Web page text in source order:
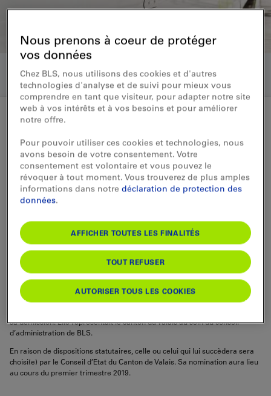
Viola Amherd se retire du
conseil d’administration de BLS
La nouvelle conseillère fédérale Viola
Amherd quitte dès à présent le conseil
d’administration de la BLS SA ainsi que
celui de BLS Netz AG.
Viola Amherd a été élue au Conseil fédéral le 5 décembre 2018. Pour
assurer cette nouvelle fonction, elle se retire de tous ses mandats de
sa démission. Elle représentait le canton du Valais au sein du conseil
d’administration de BLS.
En raison de dispositions statutaires, celle ou celui qui lui succèdera sera
choisi(e) par le Conseil d’Etat du Canton de Valais. Sa nomination aura lieu
au cours du premier trimestre 2019.
Nous prenons à coeur de protéger
vos données
Chez BLS, nous utilisons des cookies et d'autres
technologies d'analyse et de suivi pour mieux vous
comprendre en tant que visiteur, pour adapter notre site
web à vos intérêts et à vos besoins et pour améliorer
notre offre.
Pour pouvoir utiliser ces cookies et technologies, nous
avons besoin de votre consentement. Votre
consentement est volontaire et vous pouvez le
révoquer à tout moment. Vous trouverez de plus amples
informations dans notredéclaration de protection des
données.
AFFICHER TOUTES LES FINALITÉS
TOUT REFUSER
AUTORISER TOUS LES COOKIES